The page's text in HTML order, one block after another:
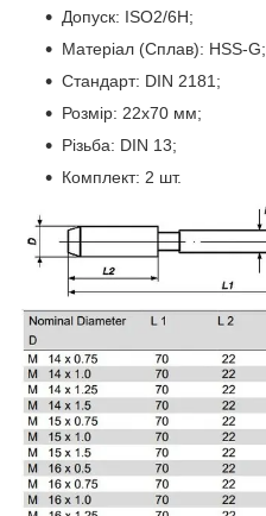
Допуск: ISO2/6H;
Матеріал (Сплав): HSS-G;
Стандарт: DIN 2181;
Розмір: 22х70 мм;
Різьба: DIN 13;
Комплект: 2 шт.